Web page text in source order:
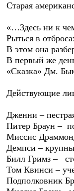
Старая
«…Здесь ни к
Рыться в
В этом она
В первый же
«Сказка» Дм.
Действующие
Дженни –
Питер Браун –
Миссис
Демпси –
Билл Гримз –
Том Квинси –
Подполковник